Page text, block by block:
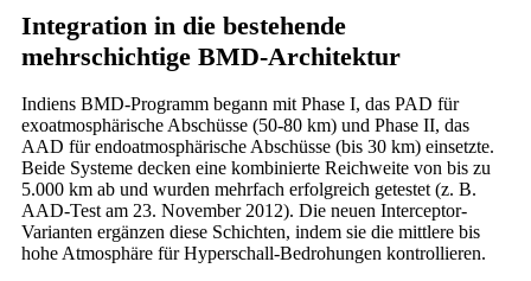
Integration in die bestehende
mehrschichtige BMD-Architektur
Indiens BMD-Programm begann mit Phase I, das PAD für
exoatmosphärische Abschüsse (50-80 km) und Phase II, das
AAD für endoatmosphärische Abschüsse (bis 30 km) einsetzte.
Beide Systeme decken eine kombinierte Reichweite von bis zu
5.000 km ab und wurden mehrfach erfolgreich getestet (z. B.
AAD-Test am 23. November 2012). Die neuen Interceptor-
Varianten ergänzen diese Schichten, indem sie die mittlere bis
hohe Atmosphäre für Hyperschall-Bedrohungen kontrollieren.